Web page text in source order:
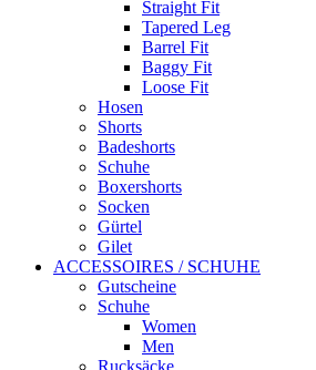
Straight Fit
Tapered Leg
Barrel Fit
Baggy Fit
Loose Fit
Hosen
Shorts
Badeshorts
Schuhe
Boxershorts
Socken
Gürtel
Gilet
ACCESSOIRES / SCHUHE
Gutscheine
Schuhe
Women
Men
Rucksäcke